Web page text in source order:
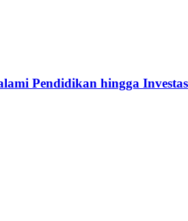
Pendidikan hingga